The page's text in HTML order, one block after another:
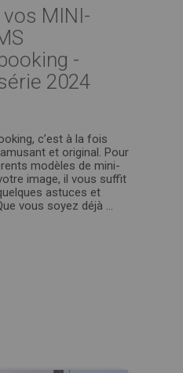
vos MINI-
-
2024
c’est à la fois
et original. Pour
modèles de mini-
image, il vous suffit
astuces et
vous soyez déjà ...